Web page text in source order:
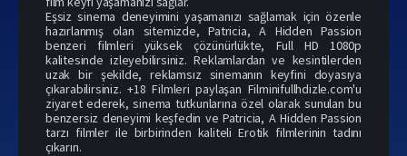
Eşsiz sinema deneyimini yaşamanızı sağlamak için özenle
hazırlanmış olan sitemizde, Patricia, A Hidden Passion
benzeri filmleri yüksek çözünürlükte, Full HD 1080p
kalitesinde izleyebilirsiniz. Reklamlardan ve kesintilerden
uzak bir şekilde, reklamsız sinemanın keyfini doyasıya
çıkarabilirsiniz.+18 Filmleri paylaşan Filminifullhdizle.com'u
ziyaret ederek, sinema tutkunlarına özel olarak sunulan bu
benzersiz deneyimi keşfedin ve Patricia, A Hidden Passion
tarzı filmler ile birbirinden kaliteli Erotik filmlerinin tadını
çıkarın.